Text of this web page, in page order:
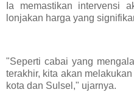
Ia memastikan intervensi
lonjakan harga yang
"Seperti cabai yang
terakhir, kita akan
kota dan Sulsel," ujarnya.